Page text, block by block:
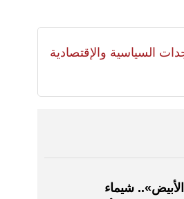
السياسية والإقتصادية
شيماء